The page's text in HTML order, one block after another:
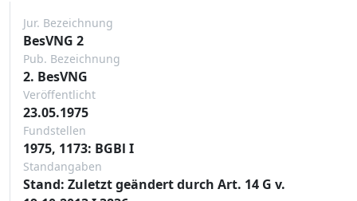
Jur. Bezeichnung
BesVNG 2
Pub. Bezeichnung
2. BesVNG
Veröffentlicht
23.05.1975
Fundstellen
1975, 1173: BGBl I
Standangaben
Stand: Zuletzt geändert durch Art. 14 G v.